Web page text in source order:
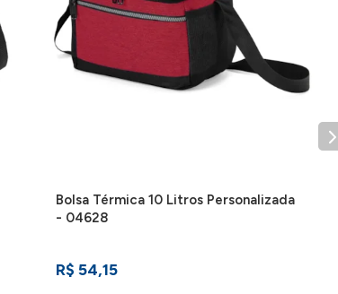
Bolsa Térmica 10 Litros Personalizada
- 04628
R$ 54,15